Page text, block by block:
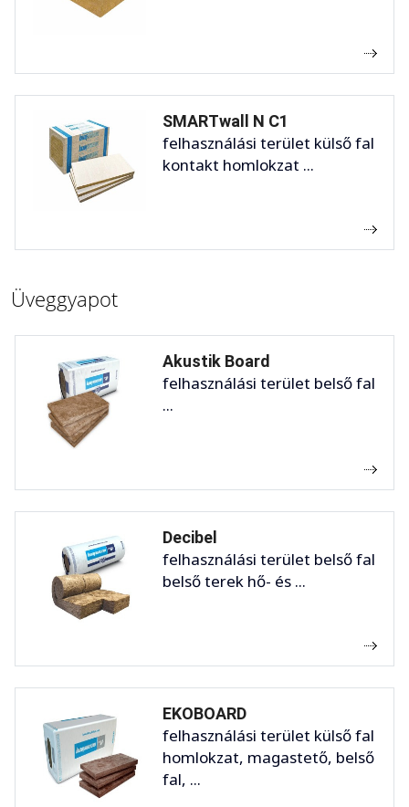
SMARTwall N C1
felhasználási terület külső fal
kontakt homlokzat ...
Üveggyapot
Akustik Board
felhasználási terület belső fal
...
Decibel
felhasználási terület belső fal
belső terek hő- és ...
EKOBOARD
felhasználási terület külső fal
homlokzat, magastető, belső
fal, ...